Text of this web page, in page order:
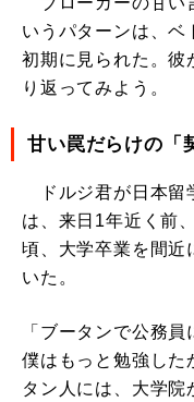
いうパターンは、ベ
初期に見られた。彼
り返ってみよう。
甘い罠だらけの「
ドルジ君が日本留
は、来日1年近く前
頃、大学卒業を間近
いた。
「ブータンで公務
僕はもっと勉強した
タン人には、大学院